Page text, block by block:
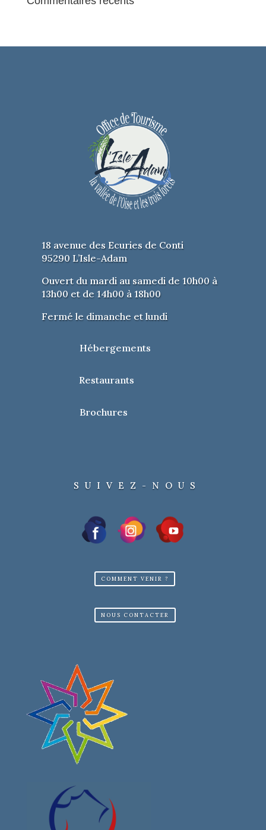
18 avenue des Ecuries de Conti
95290 L’Isle-Adam
Ouvert du mardi au samedi de 10h00 à
13h00 et de 14h00 à 18h00
Fermé le dimanche et lundi
Hébergements
Restaurants
Brochures
SUIVEZ-NOUS
COMMENT VENIR ?
NOUS CONTACTER